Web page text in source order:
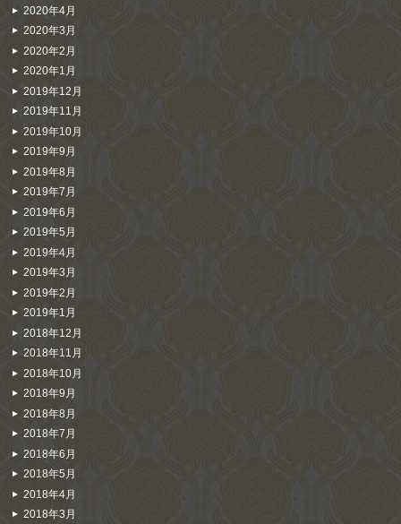
2020年4月
2020年3月
2020年2月
2020年1月
2019年12月
2019年11月
2019年10月
2019年9月
2019年8月
2019年7月
2019年6月
2019年5月
2019年4月
2019年3月
2019年2月
2019年1月
2018年12月
2018年11月
2018年10月
2018年9月
2018年8月
2018年7月
2018年6月
2018年5月
2018年4月
2018年3月